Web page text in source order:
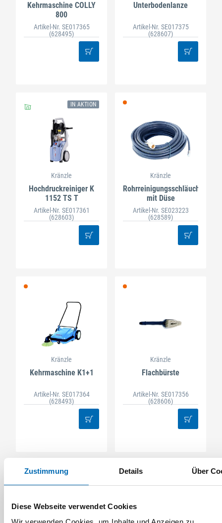
Zustimmung Details Über
Diese Webseite verwendet Cookies
Kehrmaschine COLLY
800
Artikel-Nr. SE017365
(628495)
Unterbodenlanze
Artikel-Nr. SE017375
(628607)
IN AKTION
Kränzle
Hochdruckreiniger K
1152 TS T
Artikel-Nr. SE017361
(628603)
Kränzle
Rohrreinigungsschläuche
mit Düse
Artikel-Nr. SE023223
(628589)
Kränzle
Kehrmaschine K1+1
Artikel-Nr. SE017364
(628493)
Kränzle
Flachbürste
Artikel-Nr. SE017356
(628606)